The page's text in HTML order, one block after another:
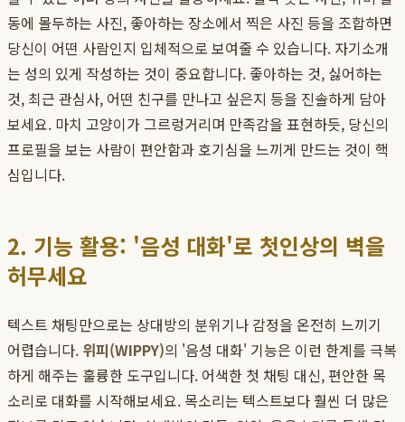
동에 몰두하는 사진, 좋아하는 장소에서 찍은 사진 등을 조합하면
당신이 어떤 사람인지 입체적으로 보여줄 수 있습니다. 자기소개
는 성의 있게 작성하는 것이 중요합니다. 좋아하는 것, 싫어하는
것, 최근 관심사, 어떤 친구를 만나고 싶은지 등을 진솔하게 담아
보세요. 마치 고양이가 그르렁거리며 만족감을 표현하듯, 당신의
프로필을 보는 사람이 편안함과 호기심을 느끼게 만드는 것이 핵
심입니다.
2. 기능 활용: '음성 대화'로 첫인상의 벽을
허무세요
텍스트 채팅만으로는 상대방의 분위기나 감정을 온전히 느끼기
어렵습니다. 위피(WIPPY)의 '음성 대화' 기능은 이런 한계를 극복
하게 해주는 훌륭한 도구입니다. 어색한 첫 채팅 대신, 편안한 목
소리로 대화를 시작해보세요. 목소리는 텍스트보다 훨씬 더 많은